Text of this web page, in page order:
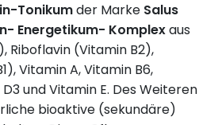
Tonikumder Marke Salus
Energetikum- Komplexaus
Riboflavin (Vitamin B2),
Vitamin A, Vitamin B6,
und Vitamin E. Des Weiteren
bioaktive (sekundäre)